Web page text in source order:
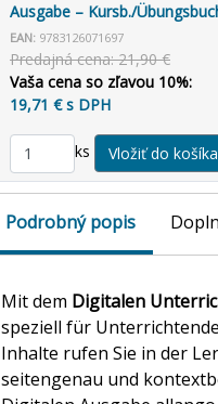
Ausgabe – Kursb./
MP3/Video allango.net +
Monate)
EAN: 9783126071697
Predajná cena: 21,90 €
Vaša cena so zľavou 10%:
19,71 € s DPH
ks
Podrobný popis
Mit dem Digitalen
speziell für
Inhalte rufen Sie in der
seitengenau und